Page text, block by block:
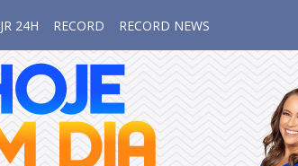
JR 24H RECORD RECORD NEWS